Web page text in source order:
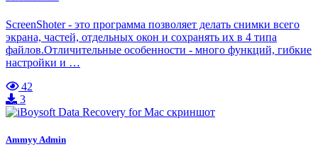
ScreenShoter - это программа позволяет делать снимки всего
экрана, частей, отдельных окон и сохранять их в 4 типа
файлов.Отличительные особенности - много функций, гибкие
настройки и …
42
3
Ammyy Admin